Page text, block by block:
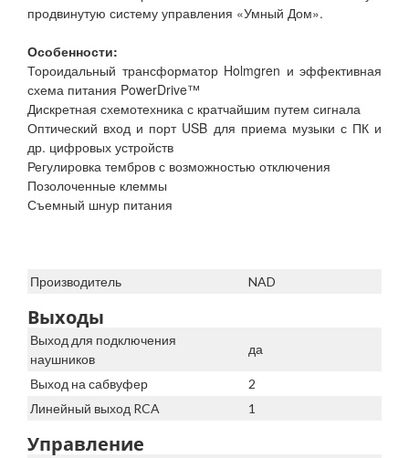
продвинутую систему управления «Умный Дом».
Особенности:
Тороидальный трансформатор Holmgren и эффективная
схема питания PowerDrive™
Дискретная схемотехника с кратчайшим путем сигнала
Оптический вход и порт USB для приема музыки с ПК и
др. цифровых устройств
Регулировка тембров с возможностью отключения
Позолоченные клеммы
Съемный шнур питания
Производитель NAD
Выходы
Выход для подключения
наушников
да
Выход на сабвуфер
2
Линейный выход RCA
1
Управление